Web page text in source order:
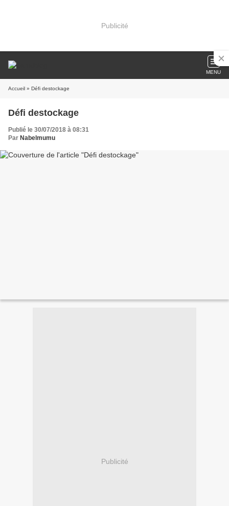
Publicité
MENU
Accueil » Défi destockage
Défi destockage
Publié le 30/07/2018 à 08:31
Par Nabelmumu
Publicité